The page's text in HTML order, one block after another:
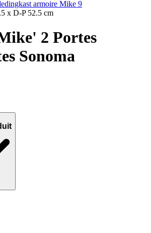
x D-P52.5 cm
2 Portes
Sonoma